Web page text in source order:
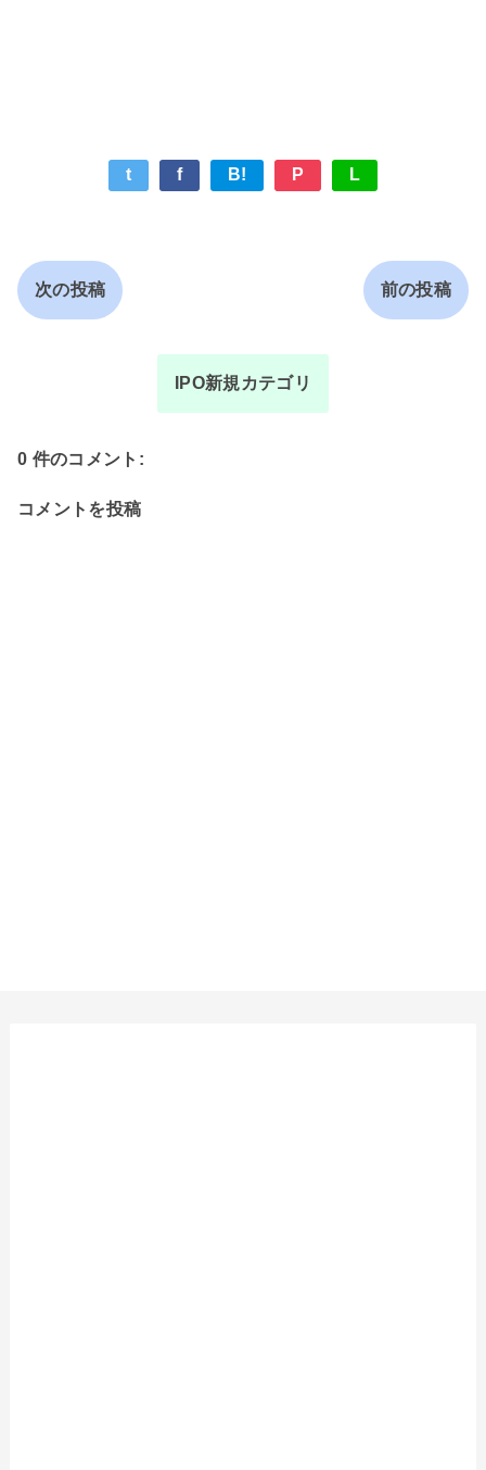
t f B! P L
次の投稿 前の投稿
IPO新規カテゴリ
0 件のコメント:
コメントを投稿